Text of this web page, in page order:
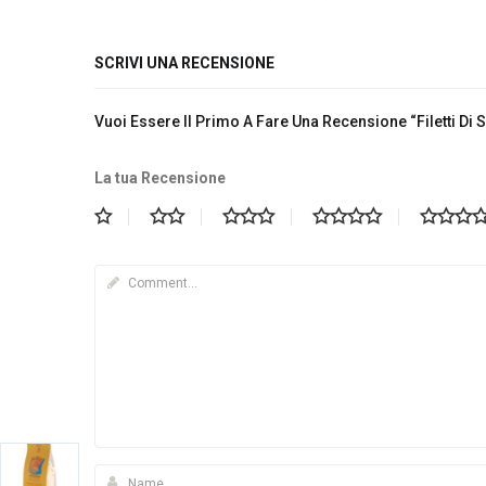
SCRIVI UNA RECENSIONE
Vuoi Essere Il Primo A Fare Una Recensione “Filetti Di
La tua Recensione